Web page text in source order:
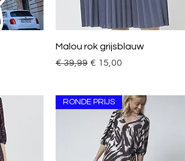
Snel overzicht
Malou rok grijsblauw
Normale prijs
€ 39,99 Verkoopprijs
€ 15,00
RONDE PRIJS